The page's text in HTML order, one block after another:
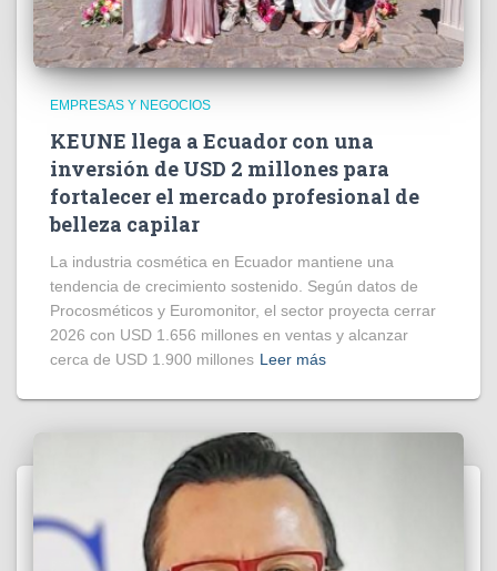
EMPRESAS Y NEGOCIOS
KEUNE llega a Ecuador con una
inversión de USD 2 millones para
fortalecer el mercado profesional de
belleza capilar
La industria cosmética en Ecuador mantiene una
tendencia de crecimiento sostenido. Según datos de
Procosméticos y Euromonitor, el sector proyecta cerrar
2026 con USD 1.656 millones en ventas y alcanzar
cerca de USD 1.900 millones Leer más